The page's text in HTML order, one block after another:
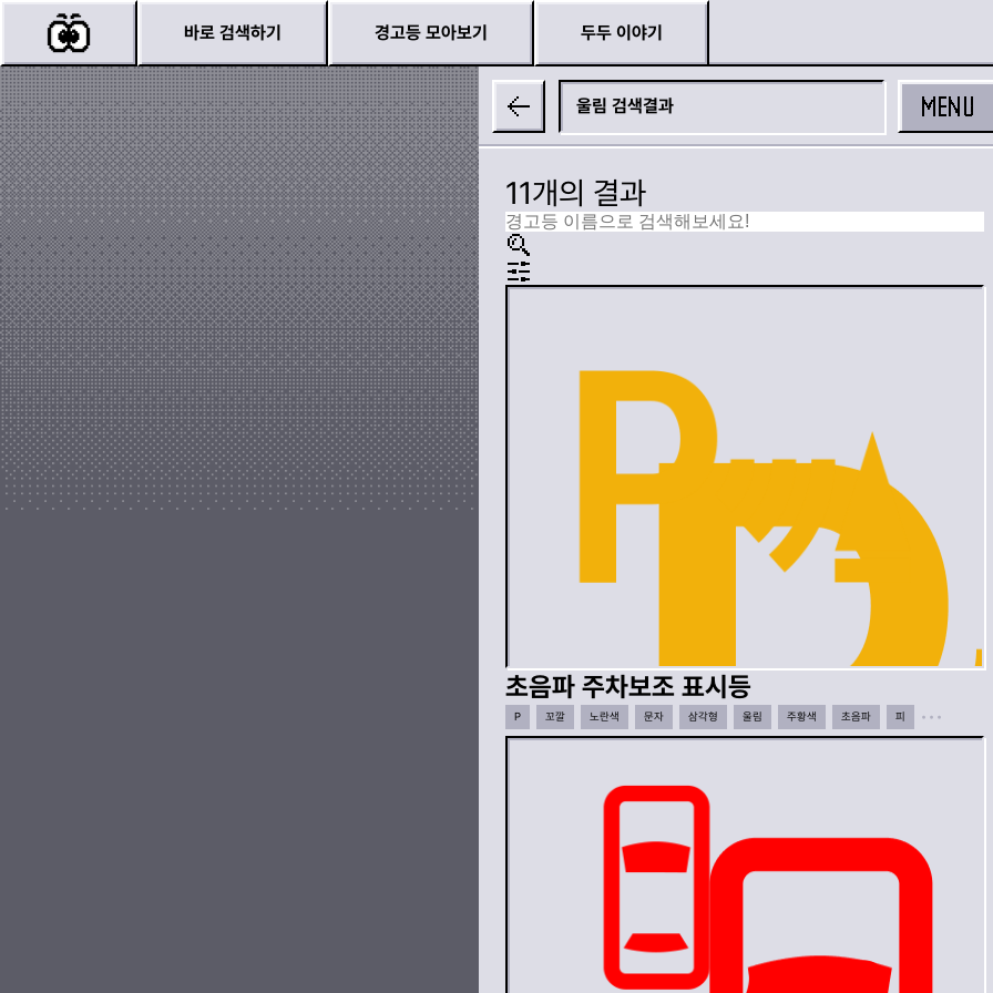
바로 검색하기 경고등 모아보기 두두 이야기
MENU
울림
11개의 결과
초음파 주차보조 표시등
P 꼬깔 노란색 문자 삼각형 울림 주황색 초음파 피